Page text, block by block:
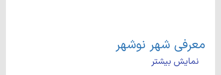
معرفی شهر نوشهر
بندر نوشهر در غرب استان مازندران واقع شده و یکی از
نمایش بیشتر